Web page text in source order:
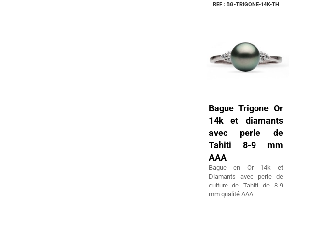
REF : BG-TRIGONE-14K-TH
Bague Trigone Or
14k et diamants
avec perle de
Tahiti 8-9 mm
AAA
Bague en Or 14k et
Diamants avec perle de
culture de Tahiti de 8-9
mm qualité AAA